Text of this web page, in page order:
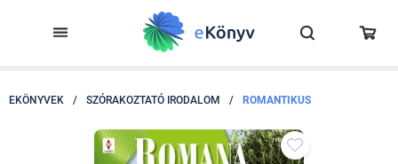
EKÖNYVEK / SZÓRAKOZTATÓ IRODALOM / ROMANTIKUS